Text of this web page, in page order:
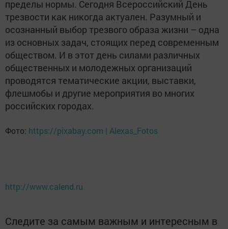
пределы нормы. Сегодня Всероссийский День
трезвости как никогда актуален. Разумный и
осознанный выбор трезвого образа жизни – одна
из основных задач, стоящих перед современным
обществом. И в этот день силами различных
общественных и молодежных организаций
проводятся тематические акции, выставки,
флешмобы и другие мероприятия во многих
российских городах.
Фото: https://pixabay.com | Alexas_Fotos
http://www.calend.ru
Следите за самым важным и интересным в